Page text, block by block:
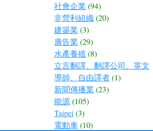
社會企業 (94)
非營利組織(20)
建築業 (3)
廣告業 (29)
水產養殖 (8)
立言翻譯、翻譯公司、英文
導師、自由譯者(1)
新聞傳播業 (23)
能源(105)
Taipei(3)
電動車(10)